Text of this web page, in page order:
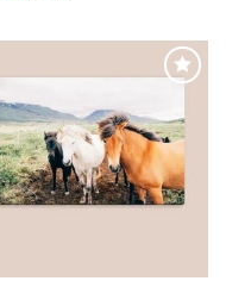
Adaugă
la
favorite